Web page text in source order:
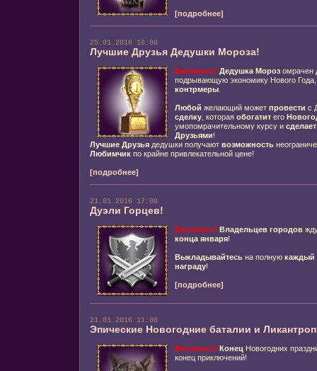
[подробнее]
25.01.2016 16:00
Лучшие Друзья Дедушки Мороза!
Внимание! Дедушка Морозомрачен
подрывающую экономику Нового
контрмеры.
Любой желающий может провести с
сделку, которая обогатитего
умопомрачительному курсу и
Друзьями!
Лучшие Друзьядедушки получаютвозможность
Любимчикпо крайне привлекательной цене!
[подробнее]
21.01.2016 17:00
Дуэли Горцев!
Внимание! Владельцев городов
конца января!
Выкладывайтесьна полнуюкаждый
награду!
[подробнее]
21.01.2016 11:00
Эпические Новогодние баталии и
Внимание! Конец Новогодних
конец приключений!